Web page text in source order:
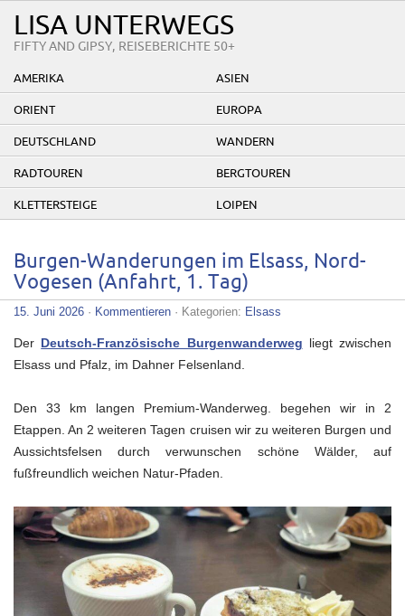
LISA UNTERWEGS
FIFTY AND GIPSY, REISEBERICHTE 50+
AMERIKA ASIEN
ORIENT EUROPA
DEUTSCHLAND WANDERN
RADTOUREN BERGTOUREN
KLETTERSTEIGE LOIPEN
Burgen-Wanderungen im Elsass, Nord-
Vogesen (Anfahrt, 1. Tag)
15. Juni 2026 · Kommentieren · Kategorien: Elsass
Der Deutsch-Französische Burgenwanderweg liegt zwischen
Elsass und Pfalz, im Dahner Felsenland.
Den 33 km langen Premium-Wanderweg. begehen wir in 2
Etappen. An 2 weiteren Tagen cruisen wir zu weiteren Burgen und
Aussichtsfelsen durch verwunschen schöne Wälder, auf
fußfreundlich weichen Natur-Pfaden.